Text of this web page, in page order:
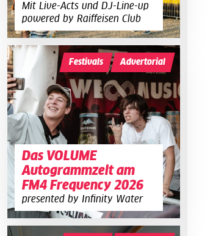
Mit Live-Acts und DJ-Line-up
powered by Raiffeisen Club
Das VOLUME
Autogrammzelt am
FM4 Frequency 2026
presented by Infinity Water
Festivals Advertorial